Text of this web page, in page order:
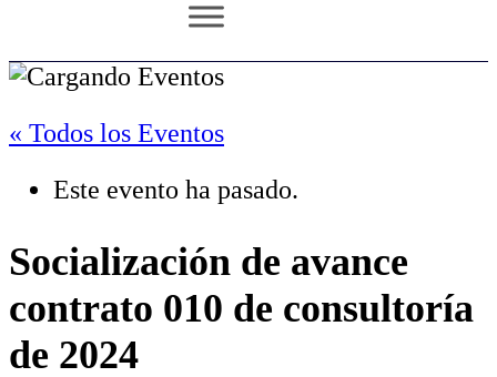
« Todos los Eventos
Este evento ha pasado.
Socialización de avance
contrato 010 de consultoría
de 2024